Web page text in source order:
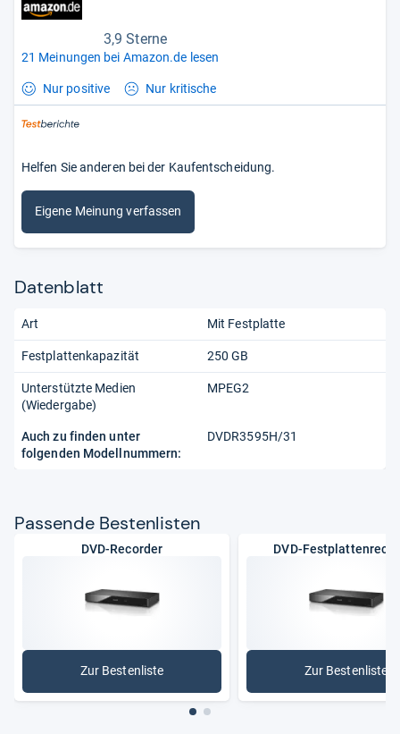
3,9 Sterne
21 Meinungen bei Amazon.de lesen
Nur positive Nur kritische
Helfen Sie anderen bei der Kaufentscheidung.
Eigene Meinung verfassen
Datenblatt
Art Mit Festplatte
Festplattenkapazität 250 GB
Unterstützte Medien
(Wiedergabe)
MPEG2
Auch zu finden unter
folgenden Modellnummern:
DVDR3595H/31
Pas­sende Bes­ten­lis­ten
DVD-Recorder
Zur Bestenliste
: DVD-Recorder
DVD-
Zur Bestenliste
: DVD-